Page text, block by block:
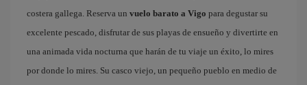
costera gallega. Reserva un vuelo barato a Vigo para degustar su
excelente pescado, disfrutar de sus playas de ensueño y divertirte en
una animada vida nocturna que harán de tu viaje un éxito, lo mires
por donde lo mires. Su casco viejo, un pequeño pueblo en medio de